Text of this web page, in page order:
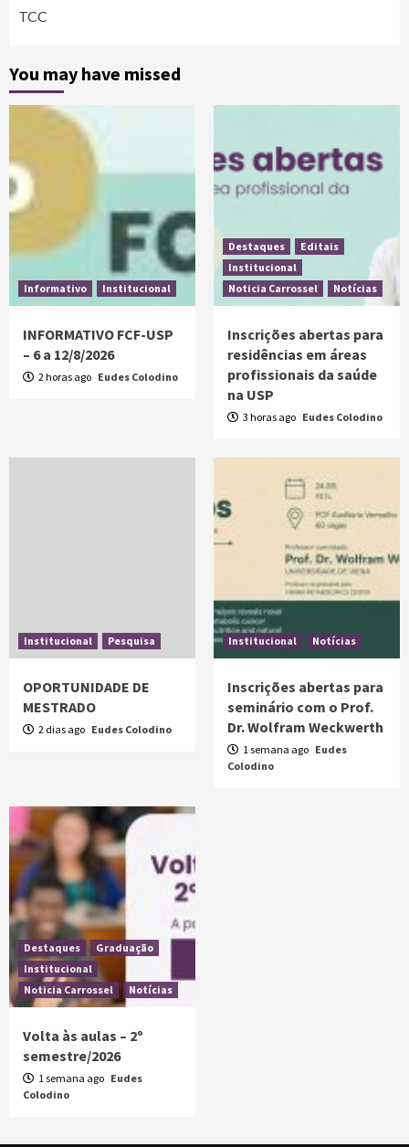
TCC
You may have missed
Informativo Institucional
INFORMATIVO FCF-USP
– 6 a 12/8/2026
2 horas ago Eudes Colodino
Destaques
Editais
Institucional
Noticia Carrossel
Notícias
Inscrições abertas para
residências em áreas
profissionais da saúde
na USP
3 horas ago Eudes Colodino
Institucional Pesquisa
OPORTUNIDADE DE
MESTRADO
2 dias ago Eudes Colodino
Institucional Notícias
Inscrições abertas para
seminário com o Prof.
Dr. Wolfram Weckwerth
1 semana ago Eudes
Colodino
Destaques
Graduação
Institucional
Noticia Carrossel
Notícias
Volta às aulas – 2º
semestre/2026
1 semana ago Eudes
Colodino